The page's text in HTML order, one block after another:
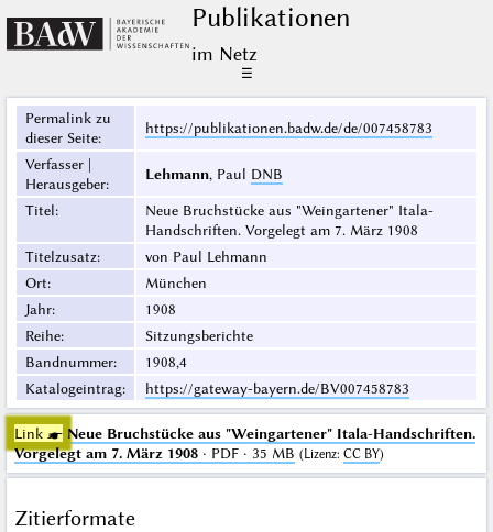
Publikationen
im Netz
☰
Permalink zu
dieser Seite:
https://publikationen.badw.de/de/007458783
Verfasser |
Herausgeber:
Lehmann, Paul DNB
Titel:
Neue Bruchstücke aus "Weingartener" Itala-
Handschriften. Vorgelegt am 7. März 1908
Titelzusatz:
von Paul Lehmann
Ort:
München
Jahr:
1908
Reihe:
Sitzungsberichte
Bandnummer:
1908,4
Katalogeintrag: https://gateway-bayern.de/BV007458783
Link ☛ Neue Bruchstücke aus "Weingartener" Itala-Handschriften.
Vorgelegt am 7. März 1908· PDF · 35 MB (Lizenz: CC BY)
Zitierformate